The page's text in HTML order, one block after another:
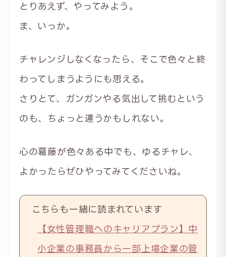
とりあえず、やってみよう。
ま、いっか。
チャレンジしなくなったら、そこで色々と終
わってしまうようにも思える。
さりとて、ガンガンやる気出して挑むという
のも、ちょっと違うかもしれない。
心の葛藤が色々ある中でも、ゆるチャレ、
よかったらぜひやってみてくださいね。
こちらも一緒に読まれています
【女性管理職へのキャリアプラン】中
小企業の事務員から一部上場企業の管